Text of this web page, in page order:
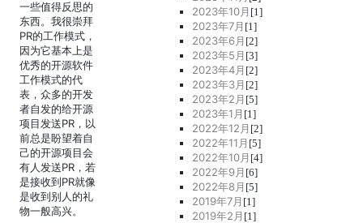
一些值得反思的
东西。我很崇拜
PR的工作模式，
因为它基本上是
优秀的开源软件
工作模式的代
表，众多的开发
者自发的给开源
项目发送PR，以
前总是盼望着自
己的开源项目会
有人发送PR，若
是接收到PR就像
是收到别人的礼
物一般高兴。
2023年10月 [1]
2023年7月 [1]
2023年6月 [2]
2023年5月 [3]
2023年4月 [2]
2023年3月 [2]
2023年2月 [5]
2023年1月 [1]
2022年12月 [2]
2022年11月 [5]
2022年10月 [4]
2022年9月 [6]
2022年8月 [5]
2019年7月 [1]
2019年2月 [1]